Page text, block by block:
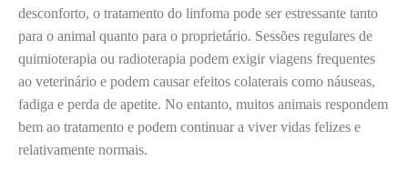
desconforto, o tratamento do linfoma pode ser estressante tanto
para o animal quanto para o proprietário. Sessões regulares de
quimioterapia ou radioterapia podem exigir viagens frequentes
ao veterinário e podem causar efeitos colaterais como náuseas,
fadiga e perda de apetite. No entanto, muitos animais respondem
bem ao tratamento e podem continuar a viver vidas felizes e
relativamente normais.